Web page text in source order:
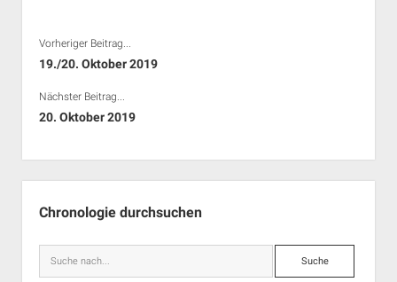
Vorheriger Beitrag...
19./20. Oktober 2019
Nächster Beitrag...
20. Oktober 2019
Chronologie durchsuchen
Suche